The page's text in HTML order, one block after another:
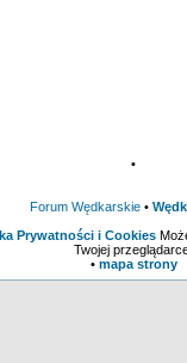
•
Forum Wędkarskie•
Prywatności i Cookies
Twojej
• mapa strony